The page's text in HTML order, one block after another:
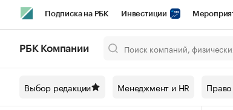
Подписка на РБК Инвестиции
Спецпроекты СПб Конференции СПб
РБК Компании
Выбор редакции Менеджмент и HR Право